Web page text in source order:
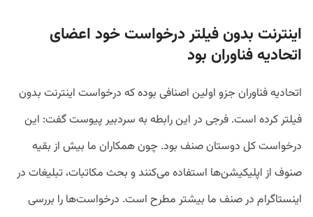
اینترنت بدون فیلتر درخواست خود اعضای
اتحادیه فناوران بود
اتحادیه فناوران جزو اولین اصنافی بوده که درخواست اینترنت بدون
فیلتر کرده است. فرجی در این رابطه به سردبیر پیوست گفت: این
درخواست کل دوستان صنف بود. چون همکاران ما بیش از بقیه
صنوف از اپلیکیشن‌ها استفاده می‌کنند و بحث مکاتبات، تبلیغات در
اینستاگرام در صنف ما بیشتر مطرح است. درخواست‌ها را بررسی